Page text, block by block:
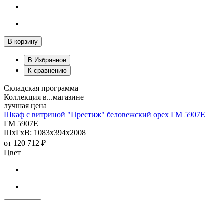
В корзину
В Избранное
К сравнению
Складская программа
Коллекция в...магазине
лучшая цена
Шкаф с витриной "Престиж" беловежский орех ГМ 5907Е
ГМ 5907Е
ШхГхВ: 1083х394х2008
от 120 712 ₽
Цвет